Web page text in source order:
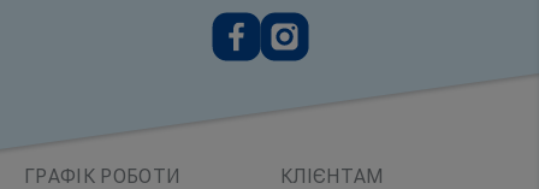
ГРАФІК РОБОТИ
КЛІЄНТАМ